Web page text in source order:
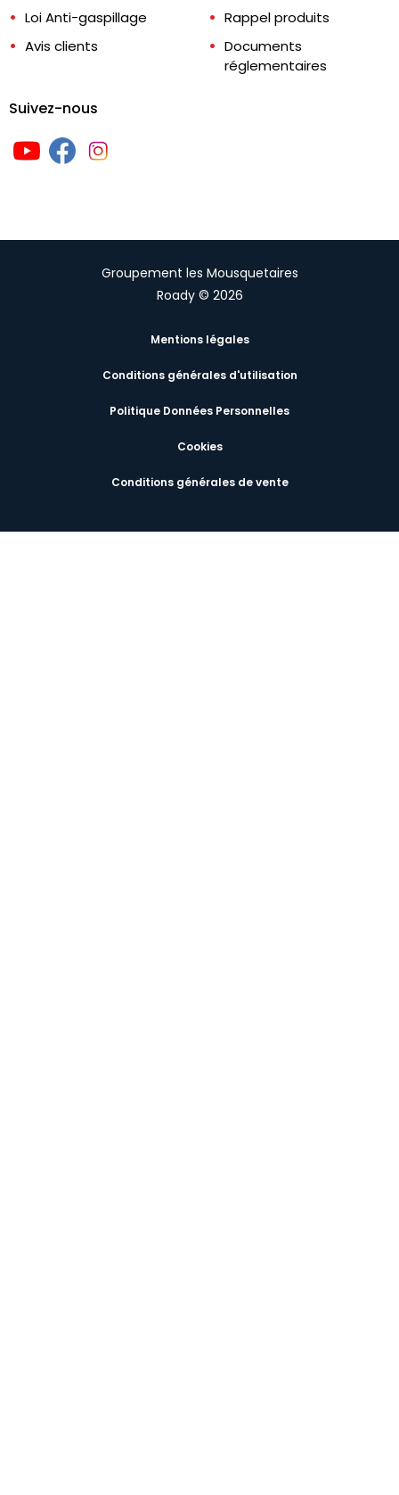
Loi Anti-gaspillage
Avis clients
Rappel produits
Documents
réglementaires
Suivez-nous
Groupement les Mousquetaires
Roady © 2026
Mentions légales
Conditions générales d'utilisation
Politique Données Personnelles
Cookies
Conditions générales de vente